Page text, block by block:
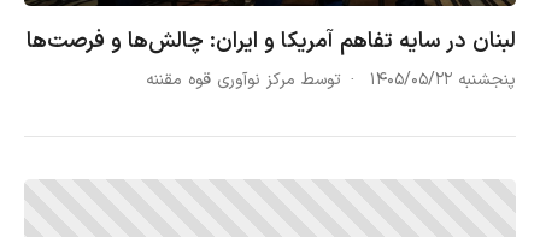
لبنان در سایه تفاهم آمریکا و ایران: چالش‌ها و فرصت‌ها
پنجشنبه ۱۴۰۵/۰۵/۲۲ توسط مرکز نوآوری قوه مقننه